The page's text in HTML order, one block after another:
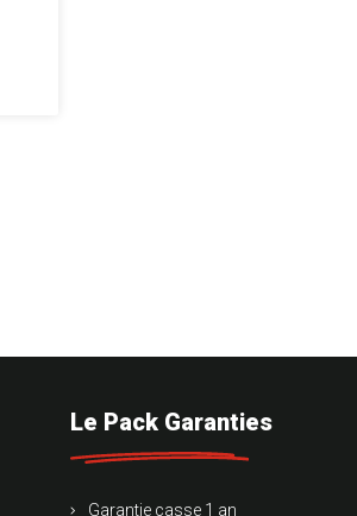
Le Pack Garanties
Garantie casse 1 an